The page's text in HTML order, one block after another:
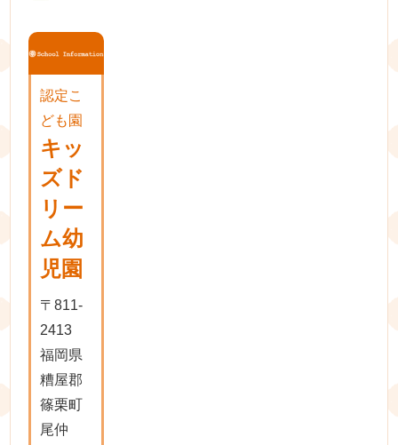
認定こ
ども園
キッ
ズド
リー
ム幼
児園
〒811-
2413
福岡県
糟屋郡
篠栗町
尾仲